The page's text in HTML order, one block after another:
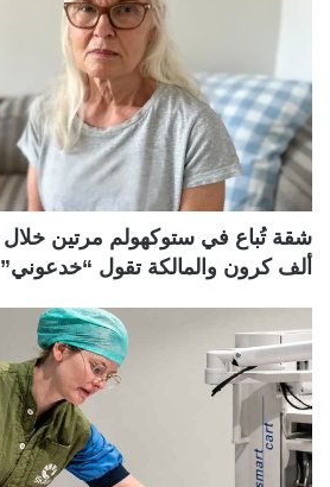
ألف كرون والمالكة تقول “خدعوني”